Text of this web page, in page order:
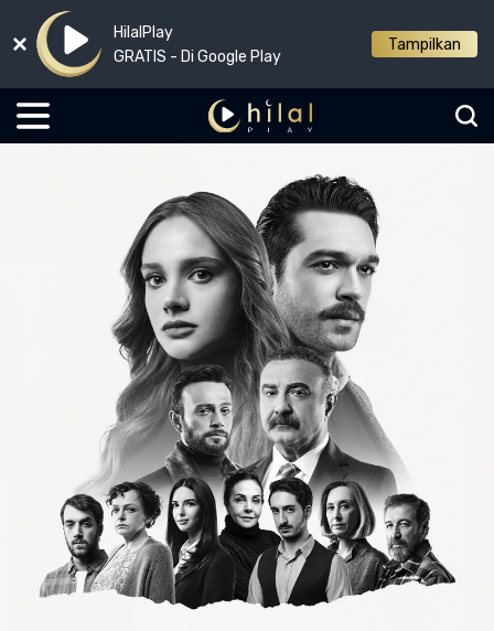
HilalPlay
GRATIS - Di Google Play
Tampilkan